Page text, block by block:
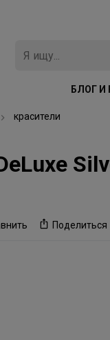
БЛОГ И
красители
Поделиться